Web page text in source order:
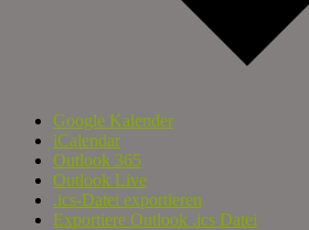
Google Kalender
iCalendar
Outlook 365
Outlook Live
.ics-Datei exportieren
Exportiere Outlook .ics Datei